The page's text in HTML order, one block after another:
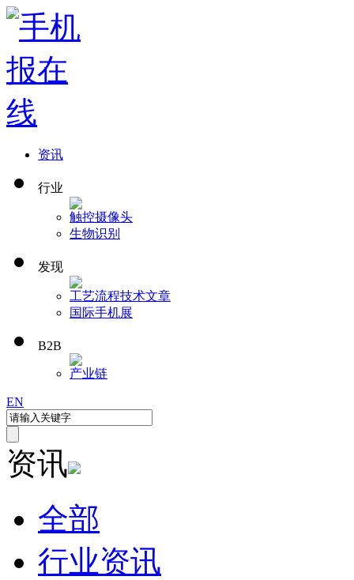
资讯
行业
触控摄像头
生物识别
发现
工艺流程技术文章
国际手机展
B2B
产业链
EN
资讯
全部
行业资讯